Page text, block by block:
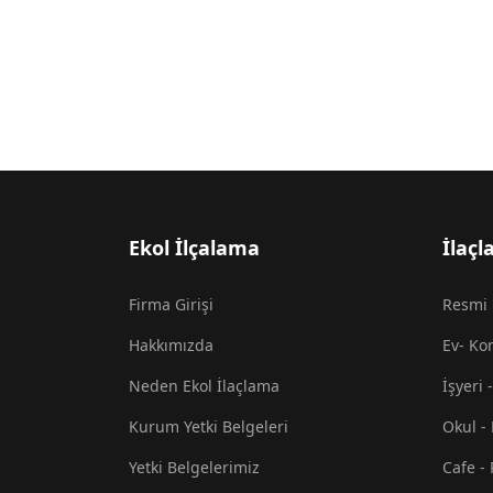
Ekol İlçalama
Firma Girişi
Hakkımızda
Neden Ekol İlaçlama
Kurum Yetki Belgeleri
Yetki Belgelerimiz
Ev-
İşyeri
Okul -
Cafe -